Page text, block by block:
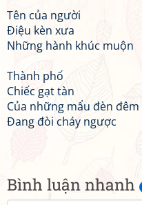
Bình luận nhanh
Tên của người
Điệu kèn xưa
Những hành khúc muộn
Thành phố
Chiếc gạt tàn
Của những mẩu đèn đêm
Đang đòi cháy ngược